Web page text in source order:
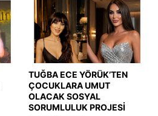
TUĞBA ECE YÖRÜK’TEN
ÇOCUKLARA UMUT
OLACAK SOSYAL
SORUMLULUK PROJESİ